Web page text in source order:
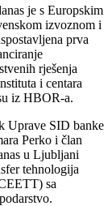
je s Europskim
izvoznom i
prva
rješenja
i centara
iz HBOR-a.
Uprave SID banke
Perko i član
u Ljubljani
tehnologija
sa